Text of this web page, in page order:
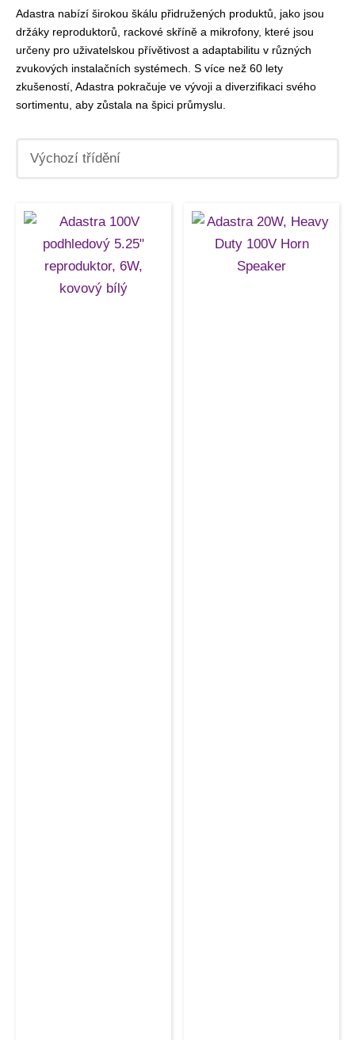
Adastra nabízí širokou škálu přidružených produktů, jako jsou
držáky reproduktorů, rackové skříně a mikrofony, které jsou
určeny pro uživatelskou přívětivost a adaptabilitu v různých
zvukových instalačních systémech. S více než 60 lety
zkušeností, Adastra pokračuje ve vývoji a diverzifikaci svého
sortimentu, aby zůstala na špici průmyslu.